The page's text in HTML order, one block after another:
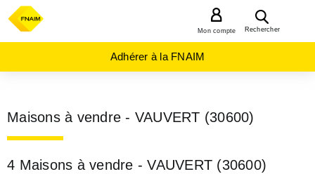
Rechercher
Mon compte
Adhérer à la FNAIM
Maisons à vendre - VAUVERT (30600)
4 Maisons à vendre - VAUVERT (30600)